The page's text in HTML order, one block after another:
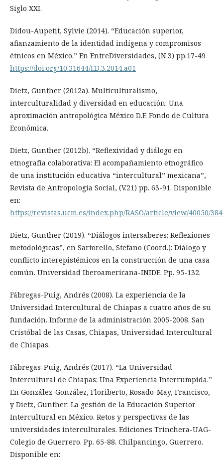
Siglo XXI.
Didou-Aupetit, Sylvie (2014). “Educación superior,
afianzamiento de la identidad indígena y compromisos
étnicos en México.” En EntreDiversidades, (N.3) pp.17-49
https://doi.org/10.31644/ED.3.2014.a01
Dietz, Gunther (2012a). Multiculturalismo,
interculturalidad y diversidad en educación: Una
aproximación antropológica México D.F. Fondo de Cultura
Económica.
Dietz, Gunther (2012b). “Reflexividad y diálogo en
etnografía colaborativa: El acompañamiento etnográfico
de una institución educativa “intercultural” mexicana”,
Revista de Antropología Social, (V.21) pp. 63-91. Disponible
en:
https://revistas.ucm.es/index.php/RASO/article/view/40050/
Dietz, Gunther (2019). “Diálogos intersaberes: Reflexiones
metodológicas”, en Sartorello, Stefano (Coord.): Diálogo y
conflicto interepistémicos en la construcción de una casa
común. Universidad Iberoamericana-INIDE. Pp. 95-132.
Fábregas-Puig, Andrés (2008). La experiencia de la
Universidad Intercultural de Chiapas a cuatro años de su
fundación. Informe de la administración 2005-2008. San
Cristóbal de las Casas, Chiapas, Universidad Intercultural
de Chiapas.
Fábregas-Puig, Andrés (2017). “La Universidad
Intercultural de Chiapas: Una Experiencia Interrumpida.”
En González-González, Floriberto, Rosado-May, Francisco,
y Dietz, Gunther: La gestión de la Educación Superior
Intercultural en México. Retos y perspectivas de las
universidades interculturales. Ediciones Trinchera-UAG-
Colegio de Guerrero. Pp. 65-88. Chilpancingo, Guerrero.
Disponible en: